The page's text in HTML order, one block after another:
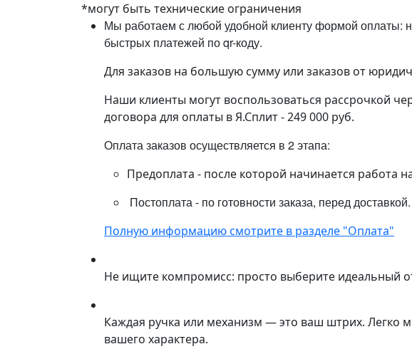
*могут быть технические ограничения
Мы работаем с любой удобной клиенту формой оплаты:
быстрых платежей по qr-коду.
Для заказов на большую сумму или заказов от
Наши клиенты могут воспользоваться рассрочкой
договора для оплаты в Я.Сплит - 249 000 руб.
Оплата заказов осуществляется в 2 этапа:
Предоплата - после которой начинается работа
Постоплата - по готовности заказа, перед доставкой.
Полную информацию смотрите в разделе "Оплата"
Не ищите компромисс: просто выберите идеальный
Каждая ручка или механизм — это ваш штрих. Легко
вашего характера.